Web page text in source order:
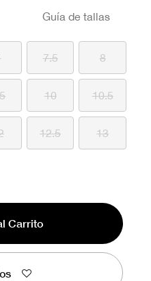
Guía de tallas
7.5 8
10 10.5
12.5 13
Carrito